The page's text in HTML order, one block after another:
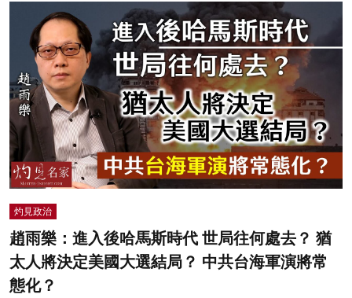
灼見政治
趙雨樂：進入後哈馬斯時代 世局往何處去？ 猶
太人將決定美國大選結局？ 中共台海軍演將常
態化？